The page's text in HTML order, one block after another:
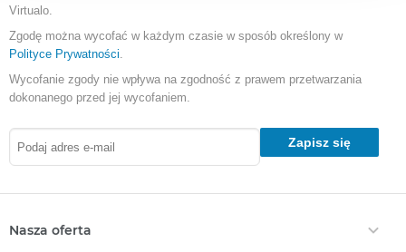
Virtualo.
Zgodę można wycofać w każdym czasie w sposób określony w
Polityce Prywatności.
Wycofanie zgody nie wpływa na zgodność z prawem przetwarzania
dokonanego przed jej wycofaniem.
Zapisz się
Nasza oferta